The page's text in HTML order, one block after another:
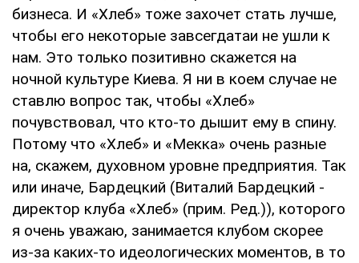
бизнеса. И «Хлеб» тоже захочет стать лучше,
чтобы его некоторые завсегдатаи не ушли к
нам. Это только позитивно скажется на
ночной культуре Киева. Я ни в коем случае не
ставлю вопрос так, чтобы «Хлеб»
почувствовал, что кто-то дышит ему в спину.
Потому что «Хлеб» и «Мекка» очень разные
на, скажем, духовном уровне предприятия. Так
или иначе, Бардецкий (Виталий Бардецкий -
директор клуба «Хлеб» (прим. Ред.)), которого
я очень уважаю, занимается клубом скорее
из-за каких-то идеологических моментов, в то